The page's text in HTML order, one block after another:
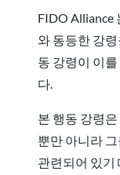
FIDO Alliance
와 동등한 강
동 강령이 이
다.
본 행동 강령
뿐만 아니라
관련되어 있기